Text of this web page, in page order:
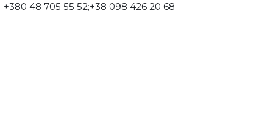
+380 48 705 55 52;+38 098 426 20 68